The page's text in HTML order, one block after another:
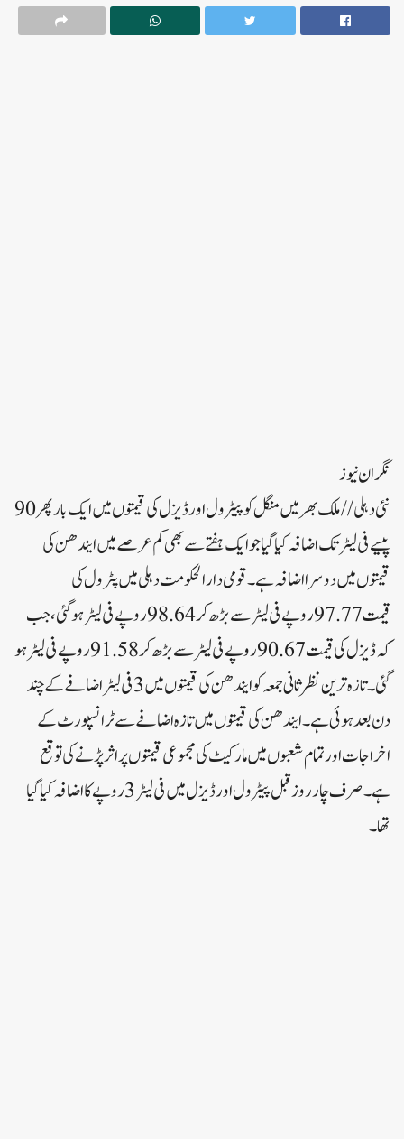
نگران نیوز
نئی دہلی//ملک بھر میں منگل کو پیٹرول اور ڈیزل کی قیمتوں میں ایک بار پھر 90
پیسے فی لیٹر تک اضافہ کیا گیاجو ایک ہفتے سے بھی کم عرصے میں ایندھن کی
قیمتوں میں دوسرا اضافہ ہے۔ قومی دارالحکومت دہلی میں پٹرول کی
قیمت 97.77 روپے فی لیٹر سے بڑھ کر 98.64 روپے فی لیٹر ہو گئی، جب
کہ ڈیزل کی قیمت 90.67 روپے فی لیٹر سے بڑھ کر 91.58 روپے فی لیٹر ہو
گئی۔تازہ ترین نظرثانی جمعہ کو ایندھن کی قیمتوں میں 3 فی لیٹر اضافے کے چند
دن بعد ہوئی ہے۔ایندھن کی قیمتوں میں تازہ اضافے سے ٹرانسپورٹ کے
اخراجات اور تمام شعبوں میں مارکیٹ کی مجموعی قیمتوں پر اثر پڑنے کی توقع
ہے۔صرف چار روز قبل پیٹرول اور ڈیزل میں فی لیٹر 3روپے کا اضافہ کیا گیا
تھا۔